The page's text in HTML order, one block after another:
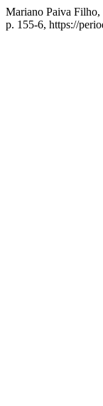
Mariano Paiva
p. 155-6, https://